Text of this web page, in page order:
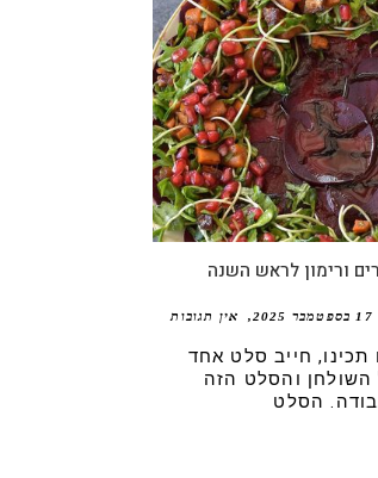
ורימון לראש השנה
17 בספטמבר 2025 אין תגובות
חייב סלט אחד
והסלט הזה
הסלט